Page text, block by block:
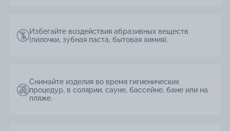
Избегайте воздействия абразивных веществ
(пилочки, зубная паста, бытовая химия).
Снимайте изделия во время гигиенических
процедур, в солярии, сауне, бассейне, бане или на
пляже.